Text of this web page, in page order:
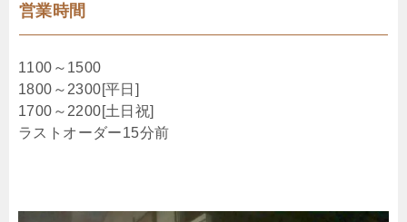
営業時間
1100～1500
1800～2300[平日]
1700～2200[土日祝]
ラストオーダー15分前